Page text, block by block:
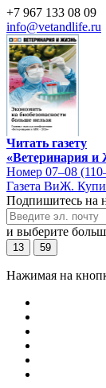
+7 967 133 08 09
info@vetandlife.ru
Читать газету
«Ветеринария и
Номер 07–08
Газета ВиЖ.
Подпишитесь на
и выберите
13 59
Нажимая на